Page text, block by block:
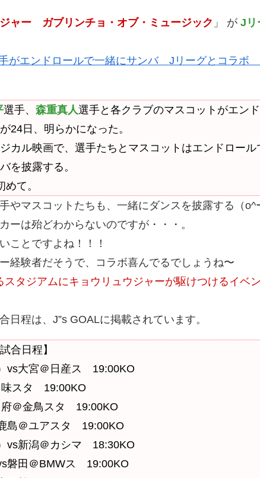
ャー ガブリンチョ・オブ・ミュージック 」 が Jリ
がエンドロールで一緒にサンバ Jリーグとコラボ
選手、 森重真人選手と各クラブのマスコットがエン
24日、明らかになった。
カル映画で、選手たちとマスコットはエンドロール
を披露する。
て。
やマスコットたちも、一緒にダンスを披露する（o^
は殆どわからないのですが・・・。
ことですよね！！！
経験者だそうで、コラボ喜んでるでしょうね〜
タジアムにキョウリュウジャーが駆けつけるイベ
日程は、J”s GOALに掲載されています。
合日程】
vs大宮＠日産ス 19:00KO
味スタ 19:00KO
府＠金鳥スタ 19:00KO
島＠ユアスタ 19:00KO
vs新潟＠カシマ 18:30KO
磐田＠BMWス 19:00KO